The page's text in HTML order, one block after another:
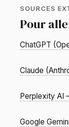
SOURCES
Pour
ChatGPT
Claude
Perplexity AI
Google